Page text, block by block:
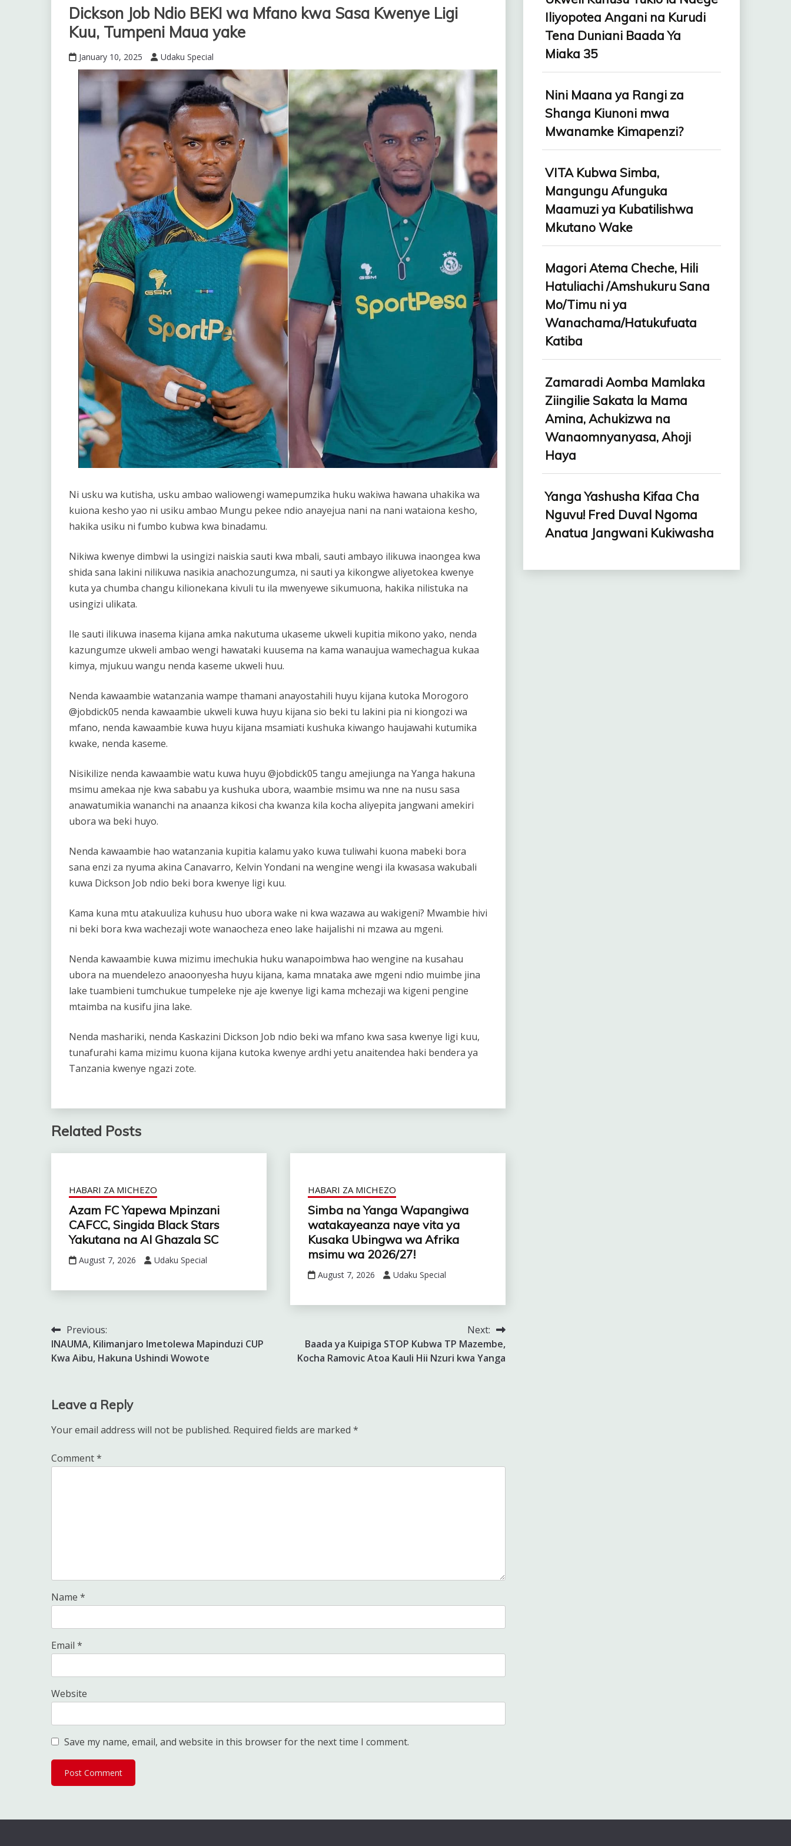
Dickson Job Ndio BEKI wa Mfano kwa Sasa Kwenye Ligi
Kuu, Tumpeni Maua yake
January 10, 2025 Udaku Special
Ni usku wa kutisha, usku ambao waliowengi wamepumzika huku wakiwa hawana uhakika wa
kuiona kesho yao ni usiku ambao Mungu pekee ndio anayejua nani na nani wataiona kesho,
hakika usiku ni fumbo kubwa kwa binadamu.
Nikiwa kwenye dimbwi la usingizi naiskia sauti kwa mbali, sauti ambayo ilikuwa inaongea kwa
shida sana lakini nilikuwa nasikia anachozungumza, ni sauti ya kikongwe aliyetokea kwenye
kuta ya chumba changu kilionekana kivuli tu ila mwenyewe sikumuona, hakika nilistuka na
usingizi ulikata.
Ile sauti ilikuwa inasema kijana amka nakutuma ukaseme ukweli kupitia mikono yako, nenda
kazungumze ukweli ambao wengi hawataki kuusema na kama wanaujua wamechagua kukaa
kimya, mjukuu wangu nenda kaseme ukweli huu.
Nenda kawaambie watanzania wampe thamani anayostahili huyu kijana kutoka Morogoro
@jobdick05 nenda kawaambie ukweli kuwa huyu kijana sio beki tu lakini pia ni kiongozi wa
mfano, nenda kawaambie kuwa huyu kijana msamiati kushuka kiwango haujawahi kutumika
kwake, nenda kaseme.
Nisikilize nenda kawaambie watu kuwa huyu @jobdick05 tangu amejiunga na Yanga hakuna
msimu amekaa nje kwa sababu ya kushuka ubora, waambie msimu wa nne na nusu sasa
anawatumikia wananchi na anaanza kikosi cha kwanza kila kocha aliyepita jangwani amekiri
ubora wa beki huyo.
Nenda kawaambie hao watanzania kupitia kalamu yako kuwa tuliwahi kuona mabeki bora
sana enzi za nyuma akina Canavarro, Kelvin Yondani na wengine wengi ila kwasasa wakubali
kuwa Dickson Job ndio beki bora kwenye ligi kuu.
Kama kuna mtu atakuuliza kuhusu huo ubora wake ni kwa wazawa au wakigeni? Mwambie hivi
ni beki bora kwa wachezaji wote wanaocheza eneo lake haijalishi ni mzawa au mgeni.
Nenda kawaambie kuwa mizimu imechukia huku wanapoimbwa hao wengine na kusahau
ubora na muendelezo anaoonyesha huyu kijana, kama mnataka awe mgeni ndio muimbe jina
lake tuambieni tumchukue tumpeleke nje aje kwenye ligi kama mchezaji wa kigeni pengine
mtaimba na kusifu jina lake.
Nenda mashariki, nenda Kaskazini Dickson Job ndio beki wa mfano kwa sasa kwenye ligi kuu,
tunafurahi kama mizimu kuona kijana kutoka kwenye ardhi yetu anaitendea haki bendera ya
Tanzania kwenye ngazi zote.
Related Posts
HABARI ZA MICHEZO
Azam FC Yapewa Mpinzani
CAFCC, Singida Black Stars
Yakutana na Al Ghazala SC
August 7, 2026 Udaku Special
HABARI ZA MICHEZO
Simba na Yanga Wapangiwa
watakayeanza naye vita ya
Kusaka Ubingwa wa Afrika
msimu wa 2026/27!
August 7, 2026 Udaku Special
Post
navigation
Previous:
INAUMA, Kilimanjaro Imetolewa Mapinduzi CUP
Kwa Aibu, Hakuna Ushindi Wowote
Next:
Baada ya Kuipiga STOP Kubwa TP Mazembe,
Kocha Ramovic Atoa Kauli Hii Nzuri kwa Yanga
Leave a Reply
Your email address will not be published. Required fields are marked *
Comment*
Name *
Email *
Website
Save my name, email, and website in this browser for the next time I comment.
Iliyopotea Angani na Kurudi
Tena Duniani Baada Ya
Miaka 35
Nini Maana ya Rangi za
Shanga Kiunoni mwa
Mwanamke Kimapenzi?
VITA Kubwa Simba,
Mangungu Afunguka
Maamuzi ya Kubatilishwa
Mkutano Wake
Magori Atema Cheche, Hili
Hatuliachi /Amshukuru Sana
Mo/Timu ni ya
Wanachama/Hatukufuata
Katiba
Zamaradi Aomba Mamlaka
Ziingilie Sakata la Mama
Amina, Achukizwa na
Wanaomnyanyasa, Ahoji
Haya
Yanga Yashusha Kifaa Cha
Nguvu! Fred Duval Ngoma
Anatua Jangwani Kukiwasha